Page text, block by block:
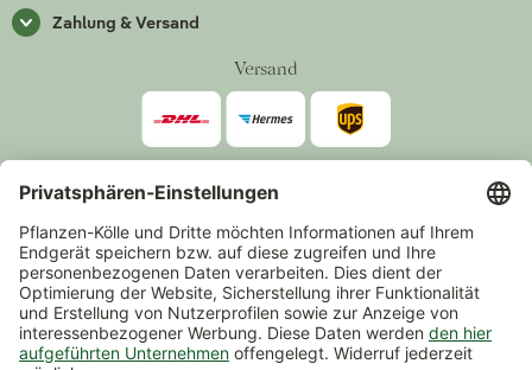
Zahlung & Versand
Versand
Zahlarten
*Alle Preise inkl. gesetzlicher Mehrwertsteuer zzgl.Versand
Mindestbestellwert 14,90 €, ausgenommen sind Gutscheine und
Events.